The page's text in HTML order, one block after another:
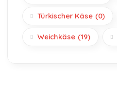
Türkischer Käse (0)
Weichkäse (19)